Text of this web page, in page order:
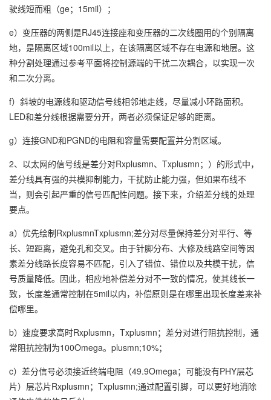
驶线短而粗（ge；15mil）；
e）变压器的两侧是RJ45连接座和变压器的二次线圈用的个别隔离
地，是隔离区域100mil以上，在该隔离区域不存在电源和地层。这
种分割处理通过参考平面将控制源端的干扰二次耦合，以实现一次
和二次分离。
f）斜坡的电源线和驱动信号线相邻地走线，尽量减小环路面积。
LED和差分线根据需要分开，两者必须保证足够的距离。
g）连接GND和PGND的电阻和容量需要配置并分割区域。
2、以太网的信号线是差分对Rxplusmn、Txplusmn；）的形式中，
差分线具有强的共模抑制能力，干扰防止能力强，但如果布线不
当，则会引起严重的信号匹配性问题。接下来，介绍差分线的处理
要点。
a）优先绘制RxplusmnTxplusmn;差分对尽量保持差分对平行、等
长、短距离，避免孔和交叉。由于针脚分布、大修及线路空间等因
素差分线路长度容易不匹配，引入了错位、错位以及共模干扰，信
号质量降低。因此，相应地补偿差分对不一致的情况，使其线长一
致，长度差通常控制在5mil以内，补偿原则是在哪里出现长度差来补
偿哪里。
b）速度要求高时Rxplusmn，Txplusmn；差分对进行阻抗控制，通
常阻抗控制为100Omega。plusmn;10%；
c）差分信号必须接近终端电阻（49.9Omega；可能没有PHY层芯
片）层芯片Rxplusmn；Txplusmn;通过配置引脚，可以更好地消除